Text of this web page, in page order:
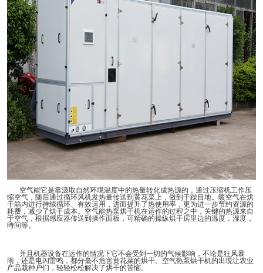
空气能它是靠汲取自然环境温度中的热量转化成热源的，通过压缩机工作压
缩空气，随后通过循环风机发热量传送到黄花菜上，做到干躁目地。暖空气在烘
干箱内进行持续循环、有效运用，进而提升了热使用率，更为进一步节约资源的
耗费，减少了烘干成本。空气能热泵烘干机在运作的过程之中，关键的热源来自
于空气，根据感应器传送到操作面板，可精确的操纵烘干房里边的温度，湿度，
時间等。
并且机器设备在运作的情况下它不会受到一切的气候影响，不论是狂风暴
雨，还是电闪雷鸣，都分毫不危害黄花菜的烘干。空气热泵烘干机的出現让农业
产品栽种户们，轻轻松松解决了烘干的苦恼。